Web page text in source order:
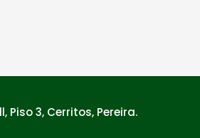
Piso 3, Cerritos, Pereira.